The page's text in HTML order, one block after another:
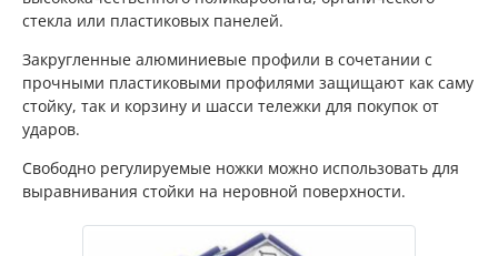
стекла или пластиковых панелей.
Закругленные алюминиевые профили в сочетании с
прочными пластиковыми профилями защищают как саму
стойку, так и корзину и шасси тележки для покупок от
ударов.
Свободно регулируемые ножки можно использовать для
выравнивания стойки на неровной поверхности.